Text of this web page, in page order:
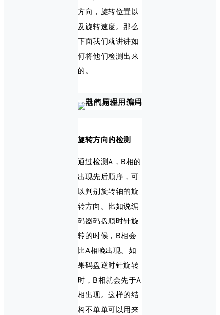
方向，旋转位置以
及旋转速度。那么
下面我们就讲讲如
何将他们检测出来
的。
旋转方向的检测
通过检测A，B相的
出现先后顺序，可
以判别旋转轴的旋
转方向。比如说编
码器码盘顺时针旋
转的时候，B相会
比A相晚出现。如
果码盘逆时针旋转
时，B相就会先于A
相出现。这样的结
构不单单可以用来